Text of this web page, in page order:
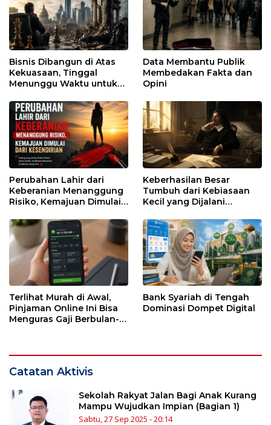
Bisnis Dibangun di Atas
Kekuasaan, Tinggal
Menunggu Waktu untuk
Data Membantu Publik
Membedakan Fakta dan
Opini
Perubahan Lahir dari
Keberanian Menanggung
Risiko, Kemajuan Dimulai
Keberhasilan Besar
Tumbuh dari Kebiasaan
Kecil yang Dijalani
Terlihat Murah di Awal,
Pinjaman Online Ini Bisa
Menguras Gaji Berbulan-
Bank Syariah di Tengah
Dominasi Dompet Digital
Catatan Aktivis
Sekolah Rakyat Jalan Bagi Anak Kurang
Mampu Wujudkan Impian (Bagian 1)
Sabtu, 27 Sep 2025 - 20:14